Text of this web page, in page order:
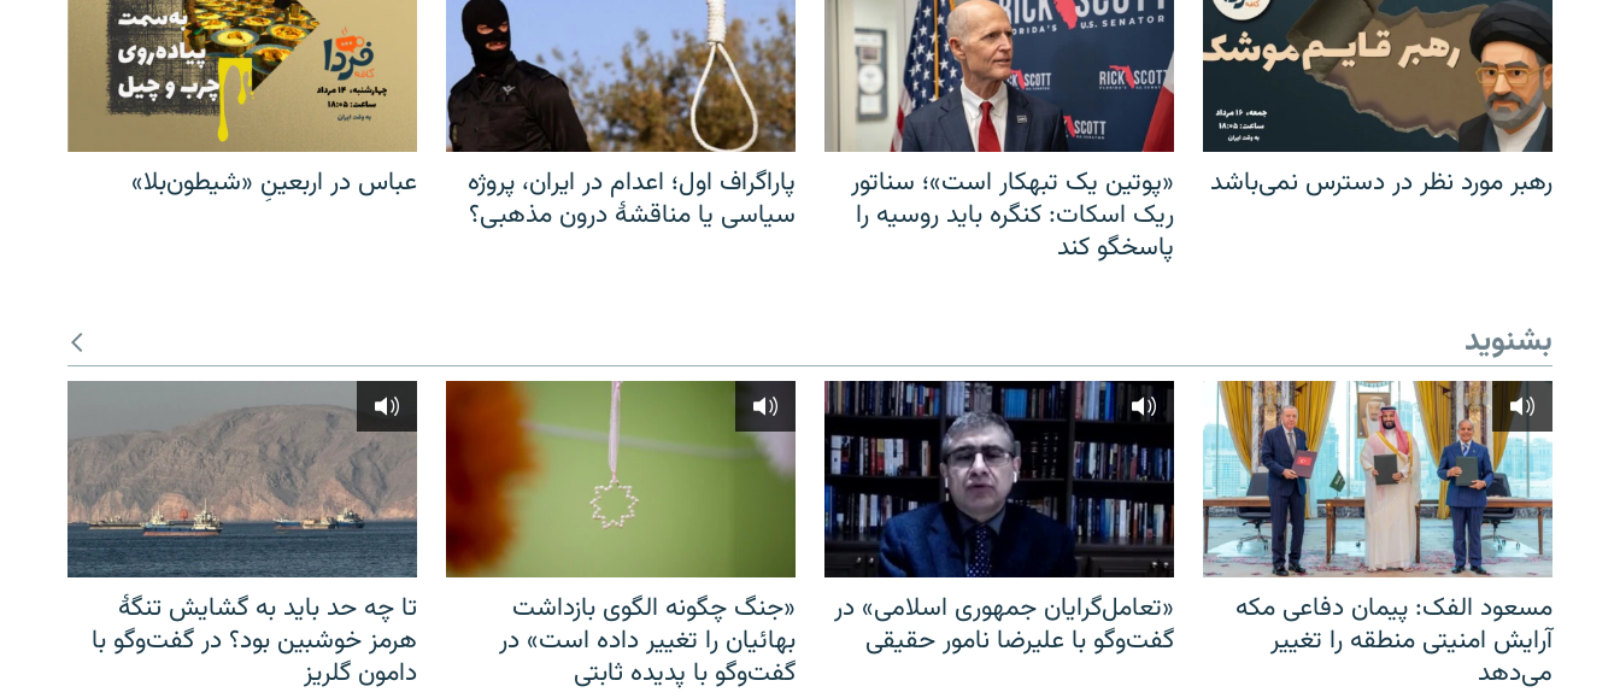
رهبر مورد نظر در دسترس نمی‌باشد
«پوتین یک تبهکار است»؛ سناتور
ریک اسکات: کنگره باید روسیه را
پاسخگو کند
پاراگراف اول؛ اعدام در ایران، پروژه
سیاسی یا مناقشهٔ درون مذهبی؟
عباس در اربعینِ «شیطون‌بلا»
بشنوید
مسعود الفک: پیمان دفاعی مکه
آرایش امنیتی منطقه را تغییر
می‌دهد
«تعامل‌گرایان جمهوری اسلامی» در
گفت‌وگو با علیرضا نامور حقیقی
«جنگ چگونه الگوی بازداشت
بهائیان را تغییر داده است» در
گفت‌وگو با پدیده ثابتی
تا چه حد باید به گشایش تنگهٔ
هرمز خوشبین بود؟ در گفت‌وگو با
دامون گلریز